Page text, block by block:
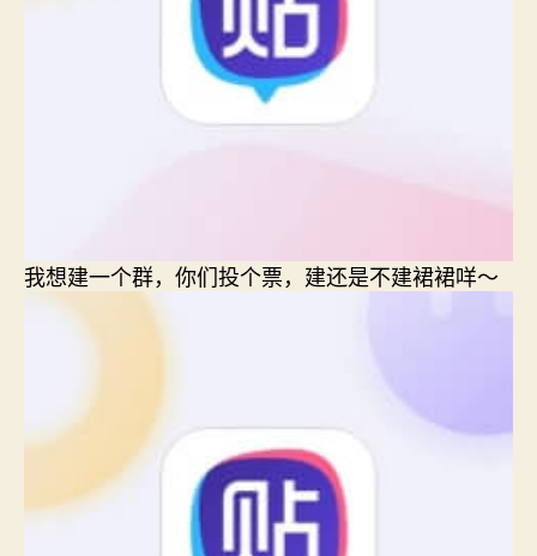
我想建一个群，你们投个票，建还是不建裙裙咩～